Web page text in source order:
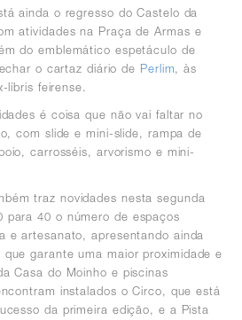
ainda o regresso do Castelo da
atividades na Praça de Armas e
do emblemático espetáculo de
o cartaz diário de Perlim, às
líbris feirense.
é coisa que não vai faltar no
com slide e mini-slide, rampa de
carrosséis, arvorismo e mini-
traz novidades nesta segunda
para 40 o número de espaços
e artesanato, apresentando ainda
garante uma maior proximidade e
Casa do Moinho e piscinas
instalados o Circo, que está
da primeira edição, e a Pista